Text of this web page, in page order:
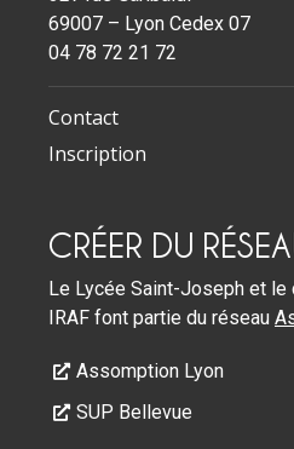
69007 – Lyon Cedex 07
04 78 72 21 72
Contact
Inscription
CRÉER DU
Le Lycée Saint-Joseph et
IRAF font partie du réseau
Assomption Lyon
SUP Bellevue